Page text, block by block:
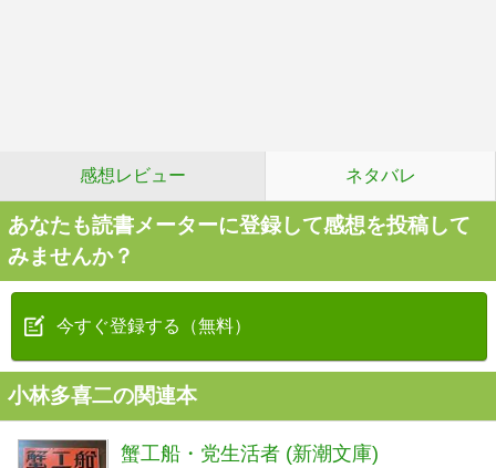
感想レビュー ネタバレ
あなたも読書メーターに登録して感想を投稿して
みませんか？
今すぐ登録する（無料）
小林多喜二の関連本
蟹工船・党生活者 (新潮文庫)